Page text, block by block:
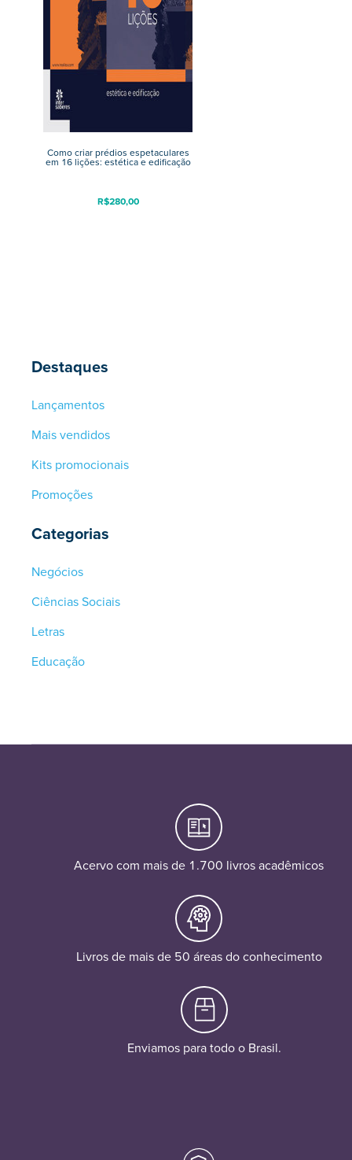
Destaques
Lançamentos
Mais vendidos
Kits promocionais
Promoções
Categorias
Negócios
Ciências Sociais
Letras
Educação
Como criar prédios espetaculares
em 16 lições: estética e edificação
R$280,00
Acervo com mais de 1.700 livros acadêmicos
Livros de mais de 50 áreas do conhecimento
Enviamos para todo o Brasil.